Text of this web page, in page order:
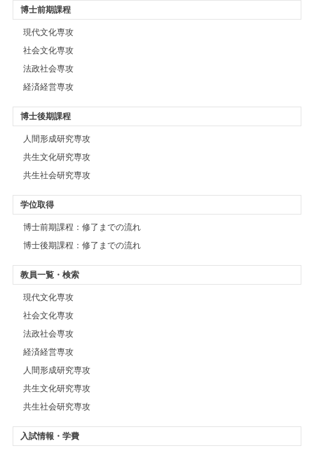
博士前期課程
現代文化専攻
社会文化専攻
法政社会専攻
経済経営専攻
博士後期課程
人間形成研究専攻
共生文化研究専攻
共生社会研究専攻
学位取得
博士前期課程：修了までの流れ
博士後期課程：修了までの流れ
教員一覧・検索
現代文化専攻
社会文化専攻
法政社会専攻
経済経営専攻
人間形成研究専攻
共生文化研究専攻
共生社会研究専攻
入試情報・学費